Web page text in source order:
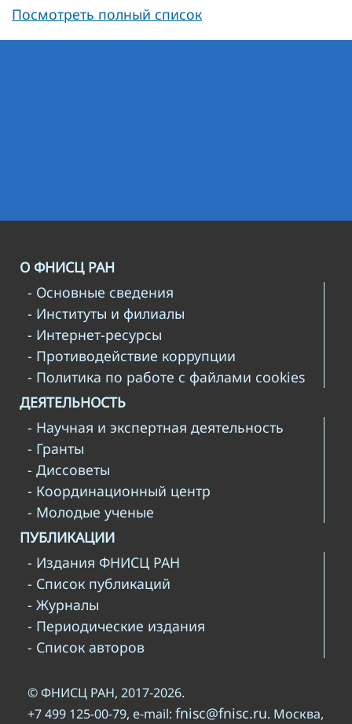
Посмотреть полный список
О ФНИСЦ РАН
- Основные сведения
- Институты и филиалы
- Интернет-ресурсы
- Противодействие коррупции
- Политика по работе с файлами cookies
ДЕЯТЕЛЬНОСТЬ
- Научная и экспертная деятельность
- Гранты
- Диссоветы
- Координационный центр
- Молодые ученые
ПУБЛИКАЦИИ
- Издания ФНИСЦ РАН
- Список публикаций
- Журналы
- Периодические издания
- Список авторов
© ФНИСЦ РАН, 2017-2026.
+7 499 125-00-79, e-mail: fnisc@fnisc.ru. Москва,